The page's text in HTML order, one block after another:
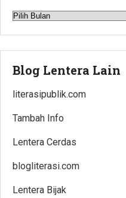
Arsip
Blog Lentera Lain
literasipublik.com
Tambah Info
Lentera Cerdas
blogliterasi.com
Lentera Bijak